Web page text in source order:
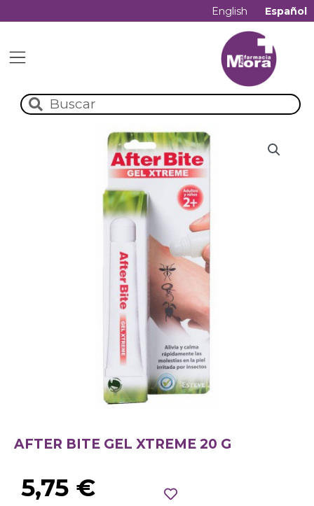
English Español
AFTER BITE GEL XTREME 20 G
5,75 €